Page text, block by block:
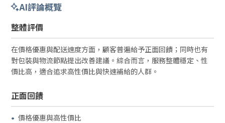
AI評論概覽
整體評價
在價格優惠與配送速度方面，顧客普遍給予正面回饋；同時也有
對包裝與物流節點提出改善建議。綜合而言，服務整體穩定、性
價比高，適合追求高性價比與快速補給的人群。
正面回饋
價格優惠與高性價比